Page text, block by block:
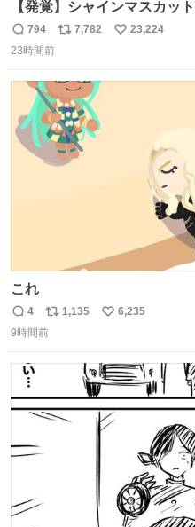
【発覚】シャインマスカッ
る 栃木・佐野市
に遭った果樹園には防犯カ
今年に入って同様の被害は
ロールを強化する。
返
信
794
リ
ト
数
7,782
い
23,224
23時間前
これ
返
信
4
リ
ポ
数
1,135
い
数
6,235
9時間前